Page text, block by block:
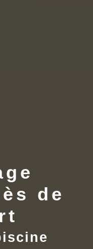
de